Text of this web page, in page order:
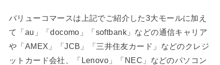
バリューコマースは上記でご紹介した3大モールに加え
て「au」「docomo」「softbank」などの通信キャリア
や「AMEX」「JCB」「三井住友カード」などのクレジ
ットカード会社、「Lenovo」「NEC」などのパソコン